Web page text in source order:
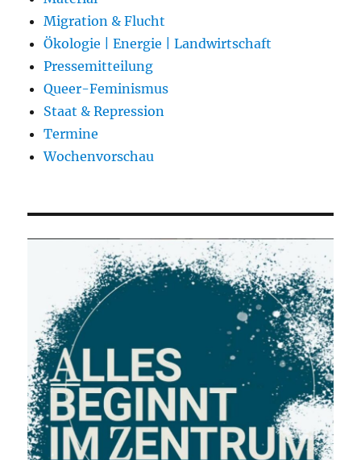
Migration & Flucht
Ökologie | Energie | Landwirtschaft
Pressemitteilung
Queer-Feminismus
Staat & Repression
Termine
Wochenvorschau